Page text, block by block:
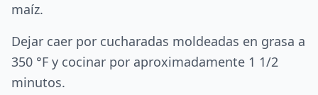
maíz.
Dejar caer por cucharadas moldeadas en grasa a
350 °F y cocinar por aproximadamente 1 1/2
minutos.